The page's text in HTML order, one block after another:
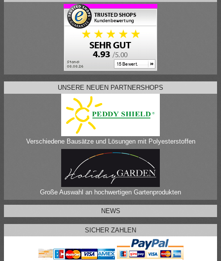
UNSERE NEUEN PARTNERSHOPS
Verschiedene Bausätze und Lösungen mit Polyesterstoffen
Große Auswahl an hochwertigen Gartenprodukten
NEWS
SICHER ZAHLEN